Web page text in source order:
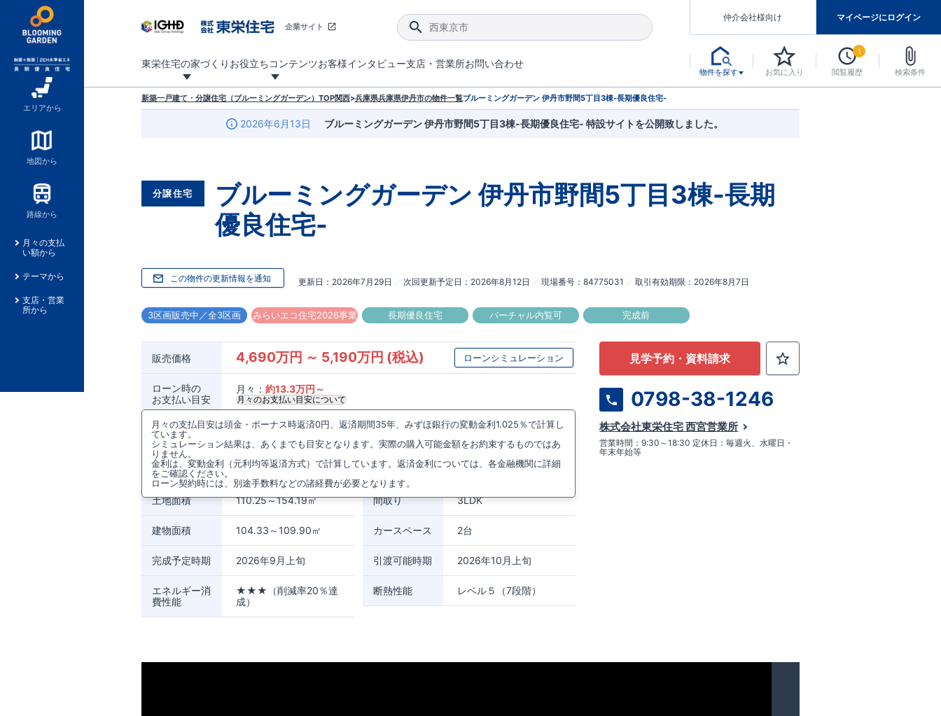
エリアから
地図から
路線から
月々の支払
い額から
テーマから
支店・営業
所から
企業サイト
東栄住宅の家づくり お役立ちコンテンツお客様インタビュー支店・営業所お問い合わせ
仲介会社様向け マイページにログイン
物件を探す お気に入り 閲覧履歴
1
検索条件
新築一戸建て・分譲住宅（ブルーミングガーデン）TOP関西>兵庫県兵庫県伊丹市の物件一覧ブルーミングガーデン 伊丹市野間5丁目3棟-長期優良住宅-
2026年6月13日 ブルーミングガーデン 伊丹市野間5丁目3棟-長期優良住宅- 特設サイトを公開致しました。
分譲住宅 ブルーミングガーデン 伊丹市野間5丁目3棟-長期
優良住宅-
この物件の更新情報を通知 更新日 2026年7月29日 次回更新予定日 2026年8月12日 現場番号 84775031 取引有効期限 2026年8月7日
3区画販売中／全3区画 みらいエコ住宅2026事業 長期優良住宅 バーチャル内覧可 完成前
販売価格 4,690万円 ～ 5,190万円 (税込) ローンシミュレーション
ローン時の
お支払い目安
月々： 約13.3万円～
月々のお支払い目安について
月々の支払目安は頭金・ボーナス時返済0円、返済期間35年、みずほ銀行の変動金利1.025％で計算し
ています。
シミュレーション結果は、あくまでも目安となります。実際の購入可能金額をお約束するものではあ
りません。
金利は、変動金利（元利均等返済方式）で計算しています。返済金利については、各金融機関に詳細
をご確認ください。
ローン契約時には、別途手数料などの諸経費が必要となります。
所在地 兵庫県伊丹市野間５丁目64番(地番) 周辺マップを見る
アクセス 阪急電鉄神戸線武庫之荘駅までバス5分 野間西バス停まで徒歩3分
阪急電鉄伊丹線稲野駅までバス8分 県住南口バス停まで徒歩3分
土地面積 110.25～154.19㎡
建物面積 104.33～109.90㎡
間取り 3LDK
カースペース 2台
完成予定時期 2026年9月上旬 引渡可能時期 2026年10月上旬
エネルギー消
費性能
★★★（削減率20％達
成）
断熱性能 レベル５（7段階）
見学予約・資料請求
0798-38-1246
株式会社東栄住宅 西宮営業所
営業時間：9:30～18:30 定休日：毎週火、水曜日・
年末年始等